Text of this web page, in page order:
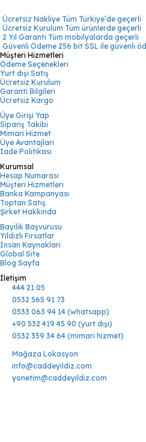
Ücretsiz Nakliye Tüm Türkiye’de geçerli
Ücretsiz Kurulum Tüm ürünlerde geçerli
2 Yıl Garanti Tüm mobilyalarda geçerli
Güvenli Ödeme 256 bit SSL ile güvenli
Müşteri Hizmetleri
Ödeme Seçenekleri
Yurt dışı Satış
Ücretsiz Kurulum
Garanti Bilgileri
Ücretsiz Kargo
Üye Girişi Yap
Sipariş Takibi
Mimari Hizmet
Üye Avantajları
İade Politikası
Kurumsal
Hesap Numarası
Müşteri Hizmetleri
Banka Kampanyası
Toptan Satış
Şirket Hakkında
Bayilik Başvurusu
Yıldızlı Fırsatlar
İnsan Kaynakları
Global Site
Blog Sayfa
İletişim
444 21 05
0532 565 91 73
0533 063 94 14 (whatsapp)
+90 532 419 45 90 (yurt dışı)
0532 359 34 64 (mimari hizmet)
Mağaza Lokasyon
info@caddeyildiz.com
yonetim@caddeyildiz.com